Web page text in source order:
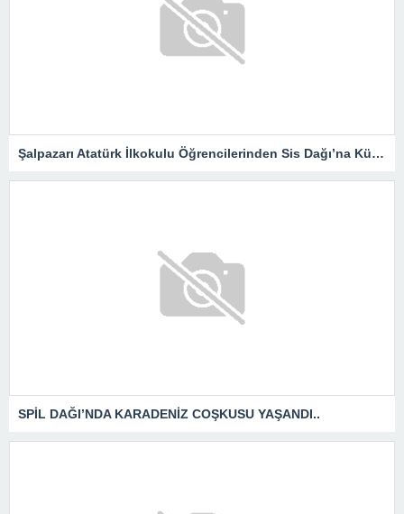
Şalpazarı Atatürk İlkokulu Öğrencilerinden Sis Dağı’na Kültür Gezisi
SPİL DAĞI’NDA KARADENİZ COŞKUSU YAŞANDI..